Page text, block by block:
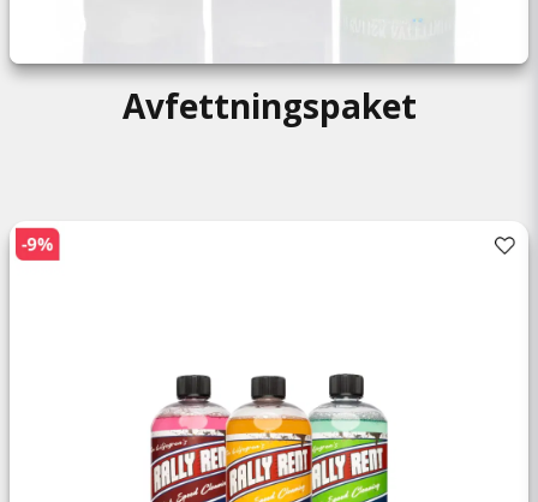
Avfettningspaket